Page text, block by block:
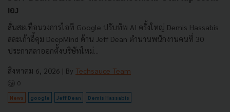
เอง
สั่นสะเทือนวงการไอที Google ปรับทัพ AI ครั้งใหญ่ Demis Hassabis
สละเก้าอี้คุม DeepMind ด้าน Jeff Dean ตำนานพนักงานคนที่ 30
ประกาศลาออกตั้งบริษัทใหม่...
สิงหาคม 6, 2026 | By Techsauce Team
0
News google Jeff Dean Demis Hassabis